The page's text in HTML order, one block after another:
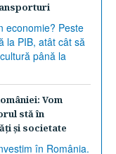
Vom
stă în
şi societate